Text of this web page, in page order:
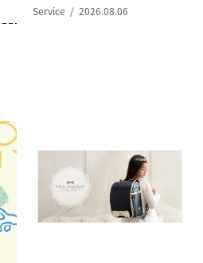
Service
2026.08.06